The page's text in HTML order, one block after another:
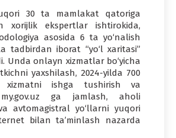
30 ta mamlakat qatoriga
xorijlik ekspertlar ishtirokida,
asosida 6 ta yo‘nalish
tadbirdan iborat “yo‘l xaritasi”
Unda onlayn xizmatlar bo‘yicha
yaxshilash, 2024-yilda 700
ishga tushirish va
ga jamlash, aholi
avtomagistral yo‘llarni yuqori
bilan ta’minlash nazarda